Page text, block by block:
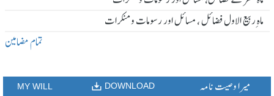
ماہ ِربیع الاول فضائل ، مسائل اور رسومات و منکرات
تمام مضامین
MY WILL DOWNLOAD میرا وصیت نامہ